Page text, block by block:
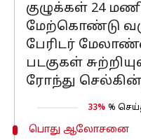
குழுக்கள் 24
மேற்கொண்டு
பேரிடர்
படகுகள்
ரோந்து
33% %
பொது ஆலோசனை